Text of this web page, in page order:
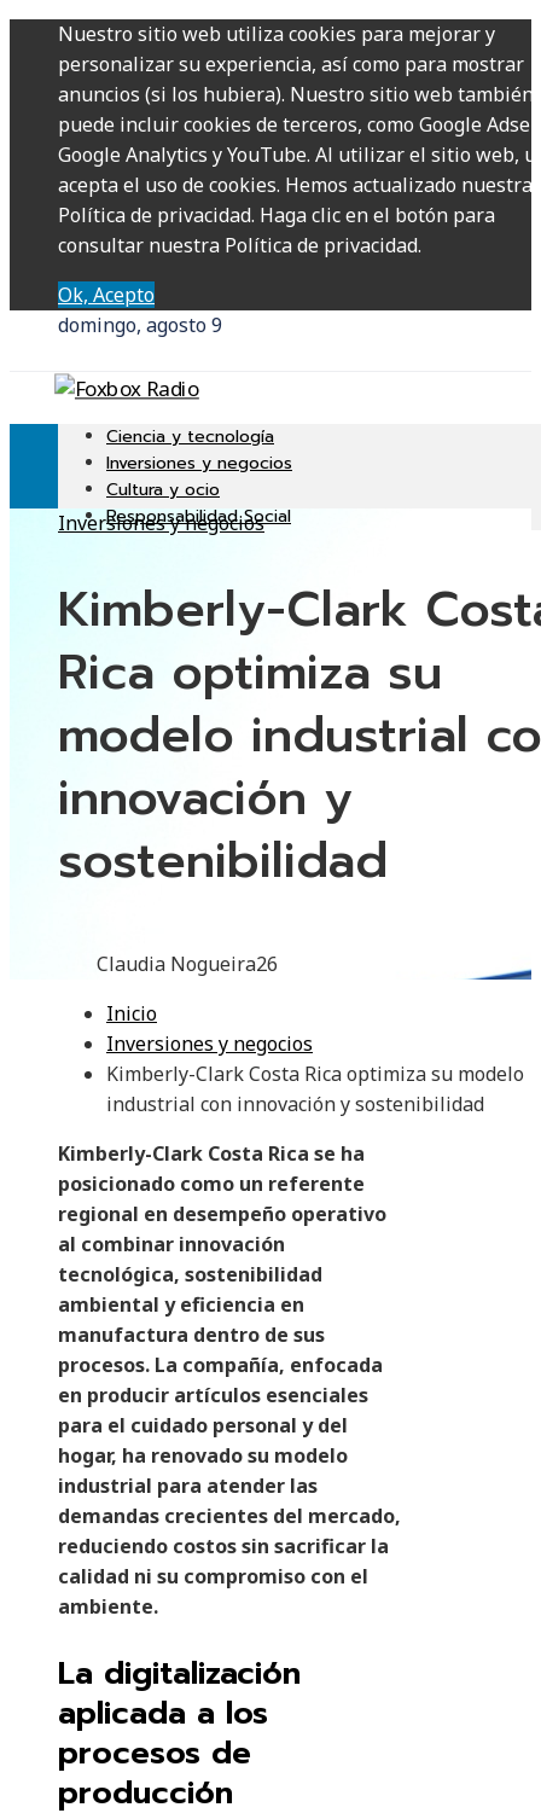
Nuestro sitio web utiliza cookies para mejorar y
personalizar su experiencia, así como para mostrar
anuncios (si los hubiera). Nuestro sitio web también
puede incluir cookies de terceros, como Google
Google Analytics y YouTube. Al utilizar el sitio web,
acepta el uso de cookies. Hemos actualizado nuestra
Política de privacidad. Haga clic en el botón para
consultar nuestra Política de privacidad.
Ok, Acepto
domingo, agosto 9
Ciencia y tecnología
Inversiones y negocios
Cultura y ocio
Responsabilidad Social
Inversiones y negocios
Kimberly-Clark
Rica optimiza su
modelo industrial
innovación y
sostenibilidad
Claudia Nogueira26
Inicio
Inversiones y negocios
Kimberly-Clark Costa Rica optimiza su modelo
industrial con innovación y sostenibilidad
Kimberly-Clark Costa Rica se ha
posicionado como un referente
regional en desempeño operativo
al combinar innovación
tecnológica, sostenibilidad
ambiental y eficiencia en
manufactura dentro de sus
procesos. La compañía, enfocada
en producir artículos esenciales
para el cuidado personal y del
hogar, ha renovado su modelo
industrial para atender las
demandas crecientes del mercado,
reduciendo costos sin sacrificar la
calidad ni su compromiso con el
ambiente.
La digitalización
aplicada a los
procesos de
producción